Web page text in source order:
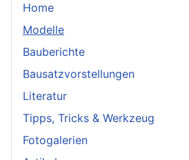
Home
Modelle
Bauberichte
Bausatzvorstellungen
Literatur
Tipps, Tricks & Werkzeug
Fotogalerien